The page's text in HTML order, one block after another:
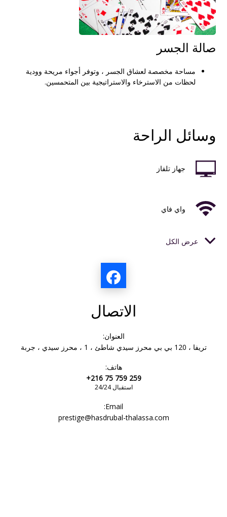
صالة الجسر
مساحة مخصصة لعشاق الجسر ، وتوفر أجواء مريحة وودية
لحظات من الاسترخاء والاستراتيجية بين المتحمسين.
وسائل الراحة
جهاز تلفاز
واي فاي
هاتف
عرض الكل
الاتصال
العنوان:
تريفا ، 120 بي بي محرز سيدي شاطئ ، 1 ، محرز سيدي ، جربة
هاتف:
+216 75 759 259
استقبال 24/24
Email:
prestige@hasdrubal-thalassa.com